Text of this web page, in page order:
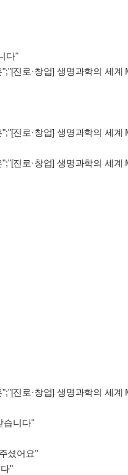
다"
진로·창업] 생명과학의 세계
진로·창업] 생명과학의 세계
진로·창업] 생명과학의 세계
진로·창업] 생명과학의 세계
습니다"
셨어요"
"